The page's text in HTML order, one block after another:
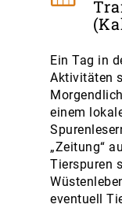
Ein Tag in
Aktivitäten
einem
„Zeitung“
Tierspuren
eventuell